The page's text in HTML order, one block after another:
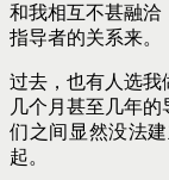
和我相互不甚融洽
指导者的关系来。
过去，也有人选我
几个月甚至几年
们之间显然没法
起。